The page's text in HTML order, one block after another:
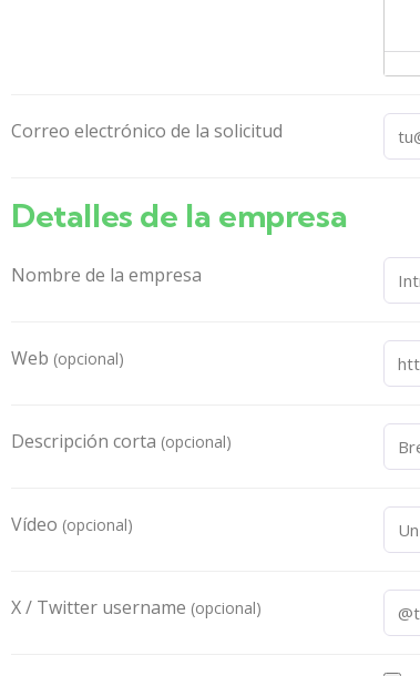
Correo electrónico de la solicitud
Detalles de la empresa
Nombre de la empresa
Web (opcional)
Descripción corta (opcional)
Vídeo (opcional)
X / Twitter username (opcional)